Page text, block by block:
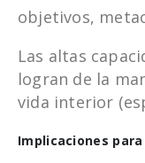
objetivos,
Las altas
logran de la
vida interior
Implicaciones